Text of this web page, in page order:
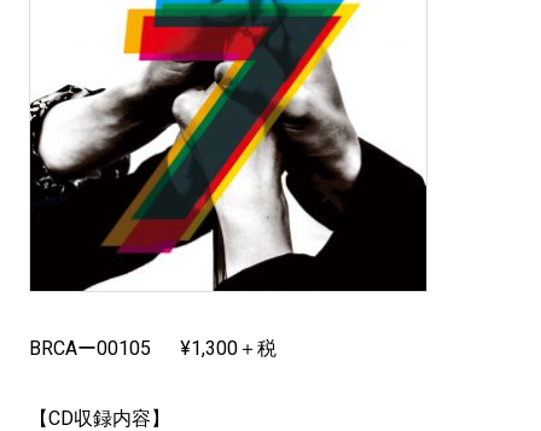
BRCAー00105 ¥1,300＋税
【CD収録内容】